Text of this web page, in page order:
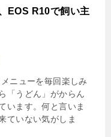
EOS R10で飼い主
ニューを毎回楽しみ
「うどん」がからん
います。何と言いま
ていない気がしま